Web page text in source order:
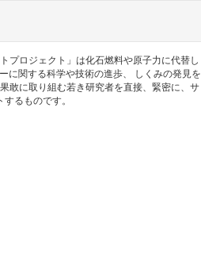
プロジェクト」は化石燃料や原子力に代替し
に関する科学や技術の進歩、 しくみの発見を
敢に取り組む若き研究者を直接、緊密に、サ
するものです。